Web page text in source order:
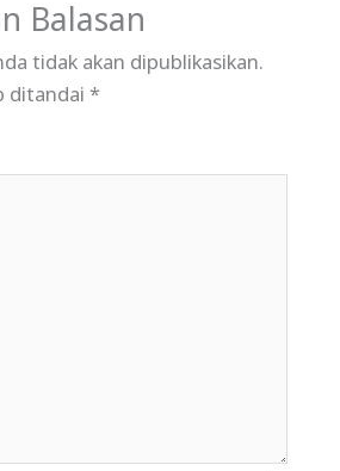
Balasan
tidak akan dipublikasikan.
ditandai *